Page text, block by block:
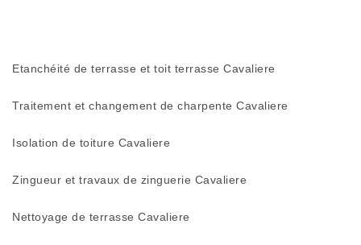
Etanchéité de terrasse et toit terrasse Cavaliere
Traitement et changement de charpente Cavaliere
Isolation de toiture Cavaliere
Zingueur et travaux de zinguerie Cavaliere
Nettoyage de terrasse Cavaliere